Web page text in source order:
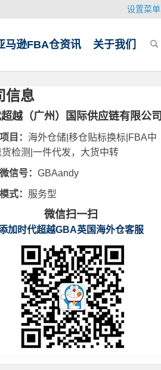
设置菜单
马逊FBA仓资讯 关于我们
信息
越（广州）国际供应链有限公司
目： 海外仓储|移仓贴标换标|FBA中
检测|一件代发，大货中转
信号： GBAandy
式： 服务型
微信扫一扫
加时代超越GBA英国海外仓客服